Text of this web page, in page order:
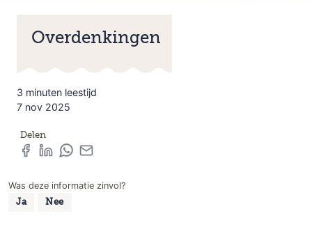
Overdenkingen
3 minuten leestijd
7 nov 2025
Delen
Was deze informatie zinvol?
Ja Nee